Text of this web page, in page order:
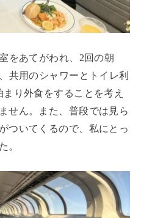
をあてがわれ、2回の朝
共用のシャワーとトイレ利
り外食をすることを考え
せん。また、普段では見ら
ついてくるので、私にとっ
。